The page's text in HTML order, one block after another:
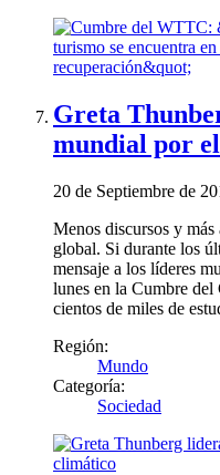
Greta
mundial por
20 de Septiembre de
Menos discursos y
global. Si durante los
mensaje a los líderes
lunes en la Cumbre
cientos de miles de
Región:
Mundo
Categoría:
Sociedad